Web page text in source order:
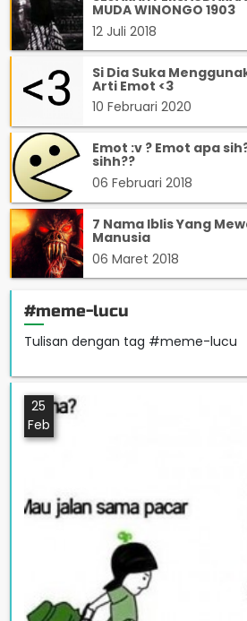
MUDA WINONGO 1903
12 Juli 2018
Si Dia Suka
Arti Emot <3
10 Februari 2020
Emot :v ? Emot apa
sihh??
06 Februari 2018
7 Nama Iblis Yang
Manusia
06 Maret 2018
#meme-lucu
Tulisan dengan tag #meme-lucu
25
Feb